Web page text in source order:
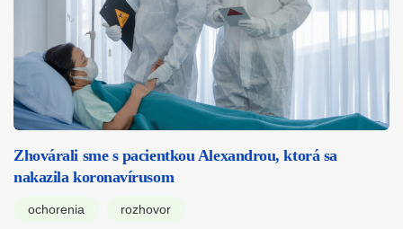
Zhovárali sme s pacientkou Alexandrou, ktorá sa
nakazila koronavírusom
ochorenia rozhovor